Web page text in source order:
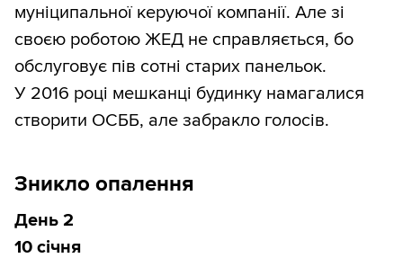
муніципальної керуючої компанії. Але зі
своєю роботою ЖЕД не справляється, бо
обслуговує пів сотні старих панельок.
У 2016 році мешканці будинку намагалися
створити ОСББ, але забракло голосів.
Зникло опалення
День 2
10 січня